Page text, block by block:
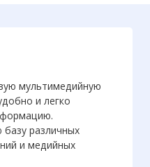
мультимедийную
и легко
различных
и медийных